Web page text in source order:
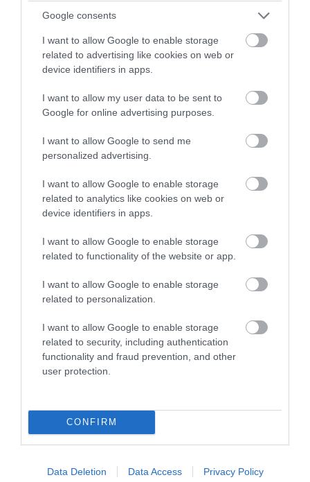
Google consents
I want to allow Google to enable storage
related to advertising like cookies on web or
device identifiers in apps.
I want to allow my user data to be sent to
Google for online advertising purposes.
I want to allow Google to send me
personalized advertising.
I want to allow Google to enable storage
related to analytics like cookies on web or
device identifiers in apps.
I want to allow Google to enable storage
related to functionality of the website or app.
I want to allow Google to enable storage
related to personalization.
I want to allow Google to enable storage
related to security, including authentication
functionality and fraud prevention, and other
user protection.
CONFIRM
Data Deletion Data Access Privacy Policy
PRONEWS.GR /ΚΟΣΜΟΣ
Μόσχα: Έχασαν την πτήση και έτρεχαν με
την βαλίτσα στον αεροδιάδρομο (βίντεο)
08.08.2026 | 20:00
Ο χαμένος πολιτισμός του Αμαζονίου που
έφτασε τα 3 εκατ. κατοίκους – Χάραζαν
πεντάγραμμα στη ζούγκλα (βίντεο)
08.08.2026 | 19:37